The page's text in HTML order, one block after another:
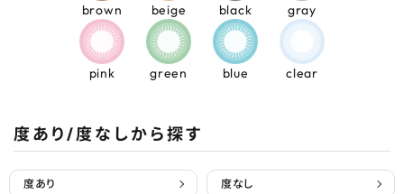
brown beige black gray
pink green blue clear
度あり/度なしから探す
度あり 度なし